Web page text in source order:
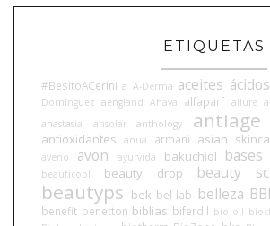
ETIQUETAS
#BesitoACerini a A-Derma aceites ácidos
Domínguez aengland Ahava alfaparf allure
anastasia ansolar anthology antiage
antioxidantes anua armani asian
aveno avon ayurvida bakuchiol bases
beauticool beauty drop beauty
beautyps bek bel-lab belleza
benefit benetton biblias biferdil bio oil